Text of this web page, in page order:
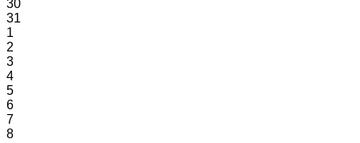
30
31
1
2
3
4
5
6
7
8